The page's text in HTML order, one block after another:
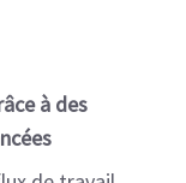
à des